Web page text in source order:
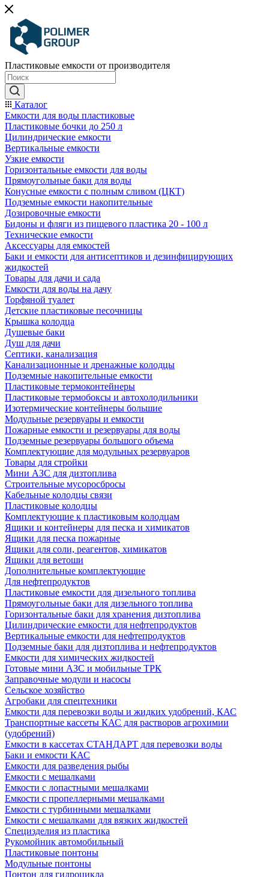
Пластиковые емкости от производителя
Каталог
Емкости для воды пластиковые
Пластиковые бочки до 250 л
Цилиндрические емкости
Вертикальные емкости
Узкие емкости
Горизонтальные емкости для воды
Прямоугольные баки для воды
Конусные емкости с полным сливом (ЦКТ)
Подземные емкости накопительные
Дозировочные емкости
Бидоны и фляги из пищевого пластика 20 - 100 л
Технические емкости
Аксессуары для емкостей
Баки и емкости для антисептиков и дезинфицирующих
жидкостей
Товары для дачи и сада
Емкости для воды на дачу
Торфяной туалет
Детские пластиковые песочницы
Крышка колодца
Душевые баки
Душ для дачи
Септики, канализация
Канализационные и дренажные колодцы
Подземные накопительные емкости
Пластиковые термоконтейнеры
Пластиковые термобоксы и автохолодильники
Изотермические контейнеры большие
Модульные резервуары и емкости
Пожарные емкости и резервуары для воды
Подземные резервуары большого объема
Комплектующие для модульных резервуаров
Товары для стройки
Мини АЗС для дизтоплива
Строительные мусоросбросы
Кабельные колодцы связи
Пластиковые колодцы
Комплектующие к пластиковым колодцам
Ящики и контейнеры для песка и химикатов
Ящики для песка пожарные
Ящики для соли, реагентов, химикатов
Ящики для ветоши
Дополнительные комплектующие
Для нефтепродуктов
Пластиковые емкости для дизельного топлива
Прямоугольные баки для дизельного топлива
Горизонтальные баки для хранения дизтоплива
Цилиндрические емкости для нефтепродуктов
Вертикальные емкости для нефтепродуктов
Подземные баки для дизтоплива и нефтепродуктов
Емкости для химических жидкостей
Готовые мини АЗС и мобильные ТРК
Заправочные модули и насосы
Сельское хозяйство
Агробаки для спецтехники
Емкости для перевозки воды и жидких удобрений, КАС
Транспортные кассеты КАС для растворов агрохимии
(удобрений)
Емкости в кассетах СТАНДАРТ для перевозки воды
Баки и емкости КАС
Емкости для разведения рыбы
Емкости с мешалками
Емкости с лопастными мешалками
Емкости с пропеллерными мешалками
Емкости с турбинными мешалками
Емкости с мешалками для вязких жидкостей
Специзделия из пластика
Рукомойник автомобильный
Пластиковые понтоны
Модульные понтоны
Понтон для гидроцикла